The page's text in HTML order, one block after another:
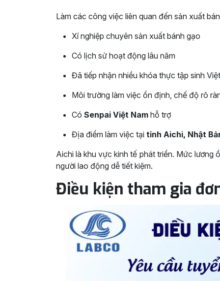
Làm các công việc liên quan đến sản xuất
Xí nghiệp chuyên sản xuất bánh gạo
Có lịch sử hoạt động lâu năm
Đã tiếp nhận nhiều khóa thực tập sinh
Môi trường làm việc ổn định, chế độ rõ
Có Senpai Việt Nam hỗ trợ
Địa điểm làm việc tại tỉnh Aichi, Nhật
Aichi là khu vực kinh tế phát triển. Mức lương
người lao động dễ tiết kiệm.
Điều kiện tham gia